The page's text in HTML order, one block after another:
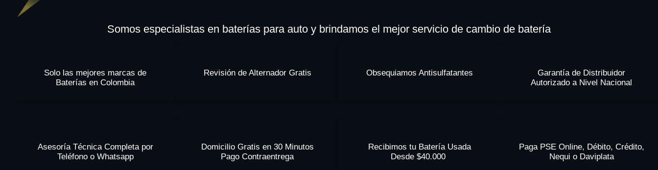
Somos especialistas en baterías para auto y brindamos el mejor servicio de cambio de batería
Solo las mejores marcas de
Baterías en Colombia
Revisión de Alternador Gratis Obsequiamos Antisulfatantes
Garantía de Distribuidor
Autorizado a Nivel Nacional
Asesoría Técnica Completa por
Teléfono o Whatsapp
Domicilio Gratis en 30 Minutos
Pago Contraentrega
Recibimos tu Batería Usada
Desde $40.000
Paga PSE Online, Débito, Crédito,
Nequi o Daviplata